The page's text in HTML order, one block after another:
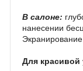
В салоне:
нанесении
Для красивой